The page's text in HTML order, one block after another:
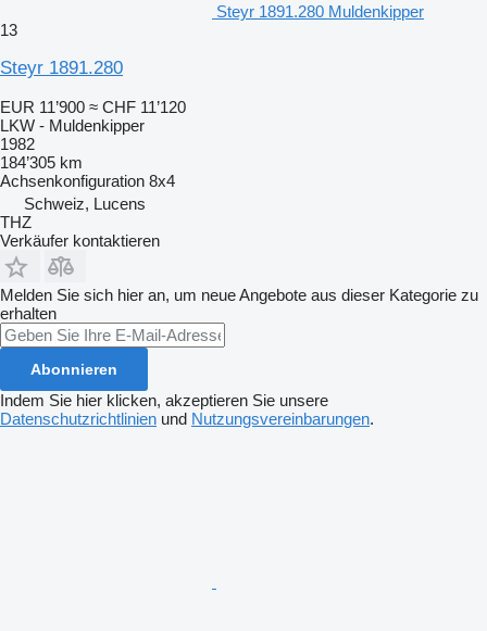
Steyr 1891.280 Muldenkipper
13
Steyr 1891.280
EUR 11’900 ≈ CHF 11’120
LKW - Muldenkipper
1982
184’305 km
Achsenkonfiguration 8x4
Schweiz, Lucens
THZ
Verkäufer kontaktieren
Melden Sie sich hier an, um neue Angebote aus dieser Kategorie zu
erhalten
Abonnieren
Indem Sie hier klicken, akzeptieren Sie unsere
Datenschutzrichtlinien und Nutzungsvereinbarungen.